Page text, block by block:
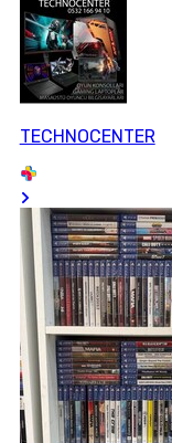
TECHNOCENTER